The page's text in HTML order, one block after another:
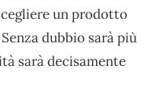
un prodotto
dubbio sarà più
sarà decisamente